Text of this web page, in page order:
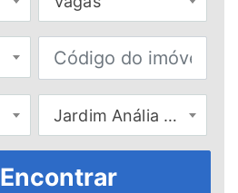
Jardim Anália Franco
Encontrar